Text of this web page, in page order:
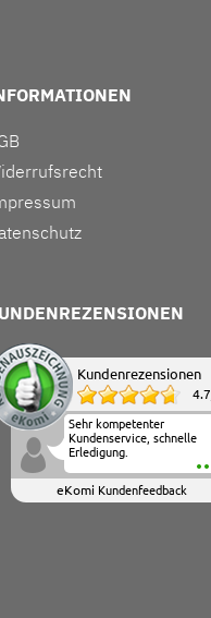
Kundenrezensionen
4.7
Sehr kompetenter
Kundenservice, schnelle
Erledigung.
eKomi Kundenfeedback